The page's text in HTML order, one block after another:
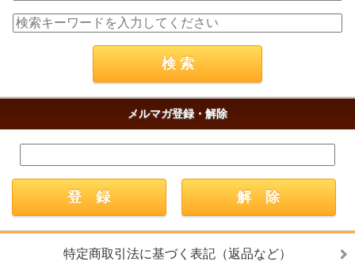
メルマガ登録・解除
特定商取引法に基づく表記（返品など）